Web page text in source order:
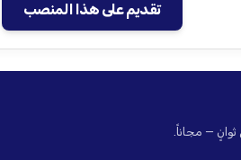
تقديم على هذا المنصب
— مجاناً.